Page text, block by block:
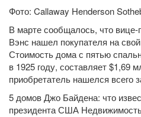
Фото: Callaway Henderson
В марте сообщалось, что
Вэнс нашел покупателя на
Стоимость дома с пятью
в 1925 году, составляет $1,69
приобретатель нашелся всего
5 домов Джо Байдена: что
президента США